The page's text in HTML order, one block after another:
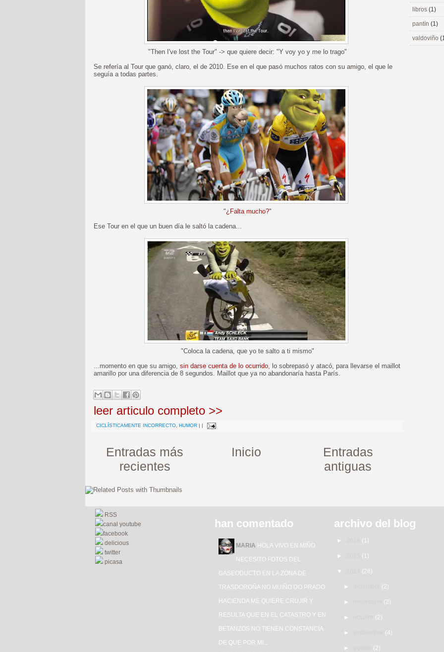
"Then I've lost the Tour" -> que quiere decir: "Y voy yo y me lo trago"
Se refería al Tour que ganó, claro, el de 2010. Ese en el que pasó muchos ratos con su amigo, el que le
seguía a todas partes.
"¿Falta mucho?"
Ese Tour en el que un buen día le saltó la cadena...
"Coloca la cadena, que yo te salto a ti mismo"
...momento en que su amigo, sin darse cuenta de lo ocurrido , lo sobrepasó y atacó, para llevarse el maillot
amarillo por una diferencia de 8 segundos. Maillot que ya no abandonaría hasta París.
leer articulo completo >>
CICLÍSTICAMENTE INCORRECTO HUMOR | |
Entradas más
recientes
Entradas
antiguas
Inicio
libros (1)
pantín (1)
valdoviño
RSS
canal youtube
facebook
delicious
twitter
picasa
han comentado
MARIA HOLA VIVO EN MIÑO
NECESITO FOTOS DEL
GASEODUCTO EN LA ZONA DE
TRASDOROÑA NO MUIÑO DO PRADO.
HACIENDA ME QUIERE CRUJIR Y
RESULTA QUE EN EL CATASTRO Y EN
BETANZOS NO TIENEN CONSTANCIA
DE QUE POR MI...
archivo del blog
► (1)
► (1)
▼ (26)
► (2)
► (2)
► (2)
► (4)
► (2)